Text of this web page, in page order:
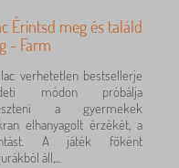
Érintsd meg és találd
- Farm
verhetetlen bestsellerje
módon próbálja
a gyermekek
elhanyagolt érzékét, a
A játék főként
áll,...